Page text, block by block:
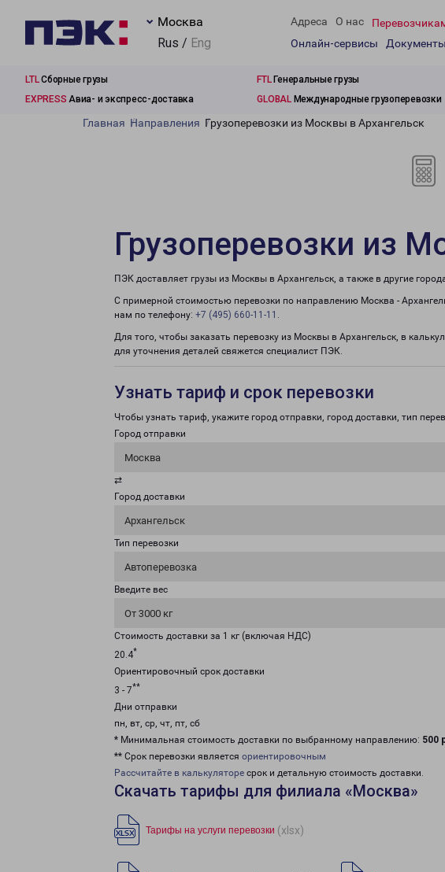
Москва
Rus / Eng
Адреса О нас
Онлайн-сервисы
Документы
LTLСборные грузы FTLГенеральные грузы
EXPRESS Авиа- и экспресс-доставка GLOBALМеждународные грузоперевозки
Главная Направления Грузоперевозки из Москвы в Архангельск
Грузоперевозки из
ПЭК доставляет грузы из Москвы в Архангельск, а также в другие
С примерной стоимостью перевозки по направлению Москва -
нам по телефону: +7 (495) 660-11-11 .
Для того, чтобы заказать перевозку из Москвы в Архангельск, в
для уточнения деталей свяжется специалист ПЭК.
Узнать тариф и срок перевозки
Чтобы узнать тариф, укажите город отправки, город доставки, тип
Город отправки
Москва
⇄
Город доставки
Архангельск
Тип перевозки
Автоперевозка
Введите вес
От 3000 кг
Стоимость доставки за 1 кг (включая НДС)
20.4*
Ориентировочный срок доставки
3 - 7**
Дни отправки
пн, вт, ср, чт, пт, сб
* Минимальная стоимость доставки по выбранному направлению: 500
** Срок перевозки является ориентировочным
Рассчитайте в калькуляторе срок и детальную стоимость доставки.
Скачать тарифы для филиала «Москва»
Тарифы на услуги перевозки (xlsx)